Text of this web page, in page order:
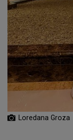
Loredana Groza